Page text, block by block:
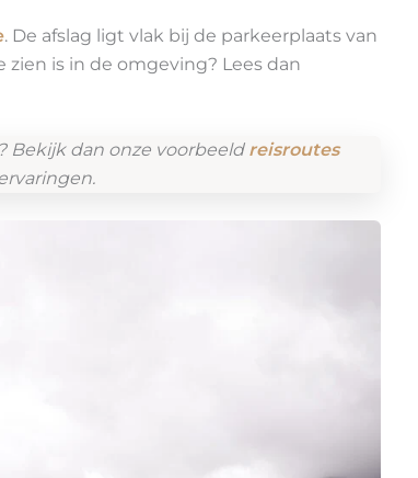
. De afslag ligt vlak bij de parkeerplaats van
is in de omgeving? Lees dan
Bekijk dan onze voorbeeld reisroutes